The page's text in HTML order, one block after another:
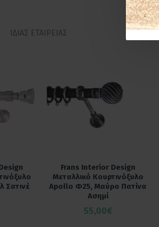
ΙΔΙΑΣ ΕΤΑΙΡΕΙΑΣ
Σατινέ
Frans Interior Design
Μεταλλικό Κουρτινόξυλο
Apollo Φ25, Μαύρο Πατίνα
Ασημί
55,00€